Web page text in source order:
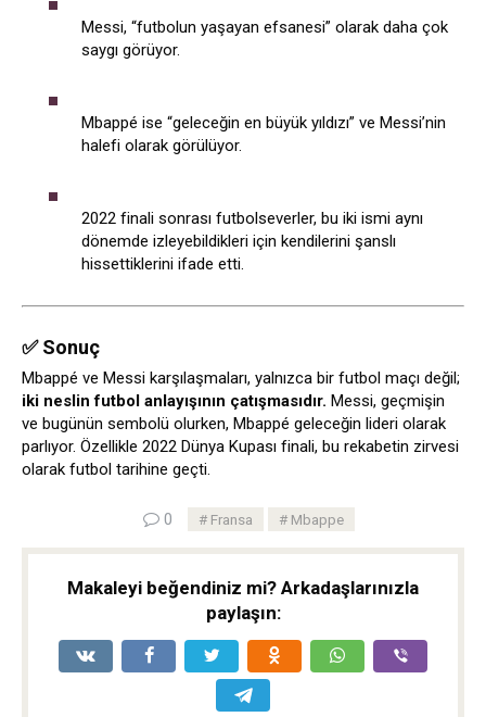
Messi, “futbolun yaşayan efsanesi” olarak daha çok
saygı görüyor.
Mbappé ise “geleceğin en büyük yıldızı” ve Messi’nin
halefi olarak görülüyor.
2022 finali sonrası futbolseverler, bu iki ismi aynı
dönemde izleyebildikleri için kendilerini şanslı
hissettiklerini ifade etti.
✅ Sonuç
Mbappé ve Messi karşılaşmaları, yalnızca bir futbol maçı değil;
iki neslin futbol anlayışının çatışmasıdır. Messi, geçmişin
ve bugünün sembolü olurken, Mbappé geleceğin lideri olarak
parlıyor. Özellikle 2022 Dünya Kupası finali, bu rekabetin zirvesi
olarak futbol tarihine geçti.
0 Fransa Mbappe
Makaleyi beğendiniz mi? Arkadaşlarınızla
paylaşın: